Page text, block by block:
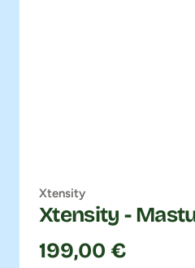
Xtensity
Xtensity -
199,00 €